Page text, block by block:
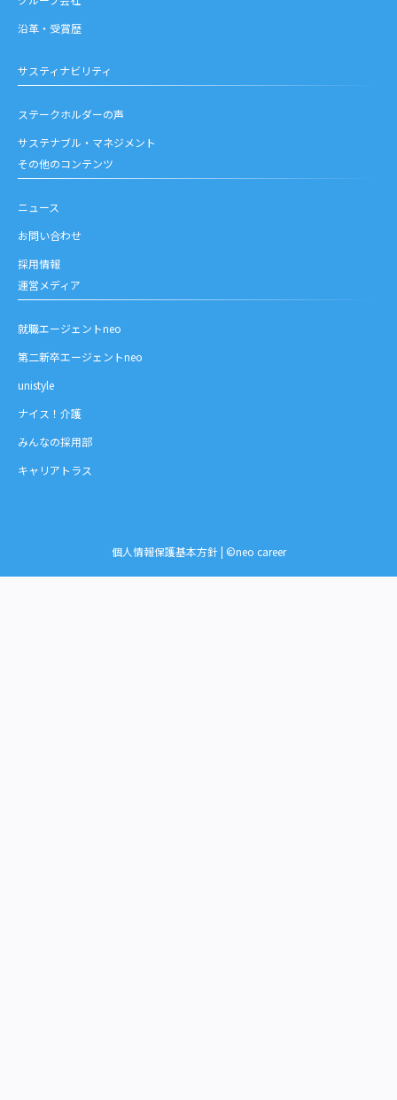
沿革・受賞歴
サスティナビリティ
ステークホルダーの声
サステナブル・マネジメント
その他のコンテンツ
ニュース
お問い合わせ
採用情報
運営メディア
就職エージェントneo
第二新卒エージェントneo
unistyle
ナイス！介護
みんなの採用部
キャリアトラス
個人情報保護基本方針| ©neo career